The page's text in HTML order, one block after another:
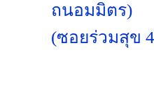
ถนอมมิตร)
(ซอยร่วมสุข